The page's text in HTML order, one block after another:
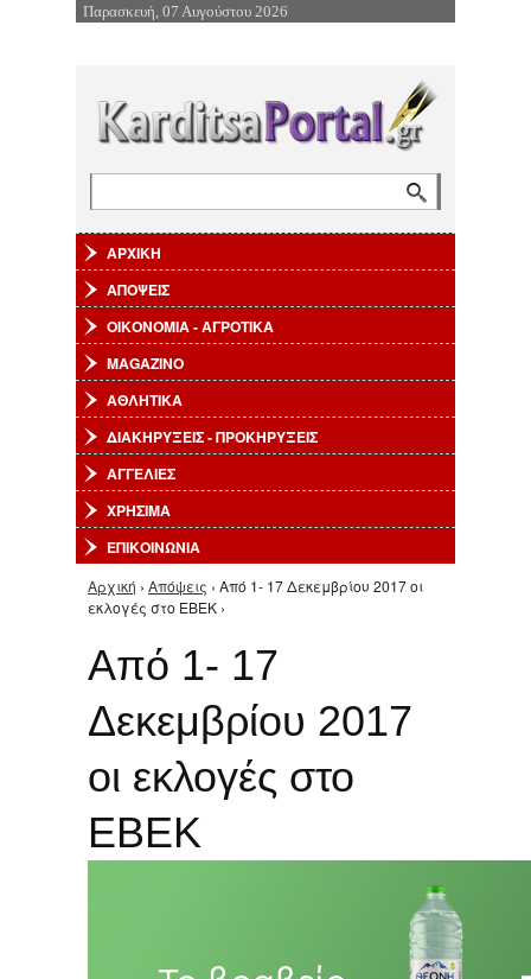
Επιστροφή στην Πλοήγηση
Παρασκευή, 07 Αυγούστου 2026
ΑΡΧΙΚΗ
ΑΠΟΨΕΙΣ
ΟΙΚΟΝΟΜΙΑ - ΑΓΡΟΤΙΚΑ
MAGAZINO
ΑΘΛΗΤΙΚΑ
ΔΙΑΚΗΡΥΞΕΙΣ - ΠΡΟΚΗΡΥΞΕΙΣ
ΑΓΓΕΛΙΕΣ
ΧΡΗΣΙΜΑ
ΕΠΙΚΟΙΝΩΝΙΑ
Είστε εδώ
Αρχική › Απόψεις › Από 1- 17 Δεκεμβρίου 2017 οι
εκλογές στο ΕΒΕΚ ›
Από 1- 17
Δεκεμβρίου 2017
οι εκλογές στο
ΕΒΕΚ